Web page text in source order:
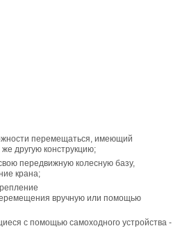
перемещаться, имеющий
другую конструкцию;
передвижную колесную базу,
крана;
вручную или помощью
с помощью самоходного устройства -